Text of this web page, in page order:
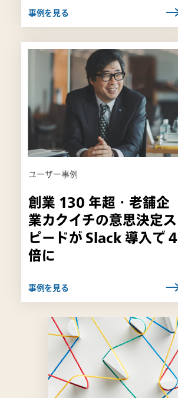
事例を見る
リ
新
タ
で
き
ま
ユーザー事例
創業 130 年超・老舗企
業カクイチの意思決定ス
ピードが Slack 導入で 4
倍に
事例を見る
リ
ン
は
新
し